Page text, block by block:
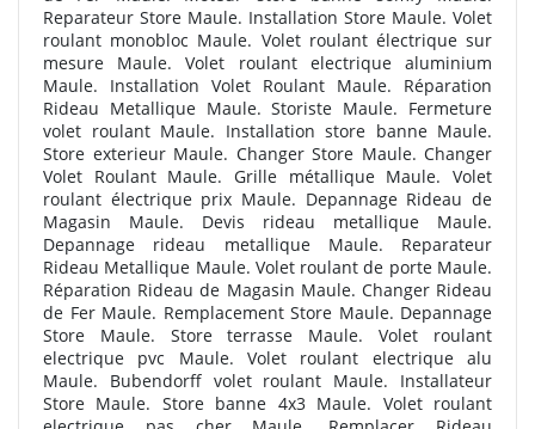
Reparateur Store Maule. Installation Store Maule. Volet
roulant monobloc Maule. Volet roulant électrique sur
mesure Maule. Volet roulant electrique aluminium
Maule. Installation Volet Roulant Maule. Réparation
Rideau Metallique Maule. Storiste Maule. Fermeture
volet roulant Maule. Installation store banne Maule.
Store exterieur Maule. Changer Store Maule. Changer
Volet Roulant Maule. Grille métallique Maule. Volet
roulant électrique prix Maule. Depannage Rideau de
Magasin Maule. Devis rideau metallique Maule.
Depannage rideau metallique Maule. Reparateur
Rideau Metallique Maule. Volet roulant de porte Maule.
Réparation Rideau de Magasin Maule. Changer Rideau
de Fer Maule. Remplacement Store Maule. Depannage
Store Maule. Store terrasse Maule. Volet roulant
electrique pvc Maule. Volet roulant electrique alu
Maule. Bubendorff volet roulant Maule. Installateur
Store Maule. Store banne 4x3 Maule. Volet roulant